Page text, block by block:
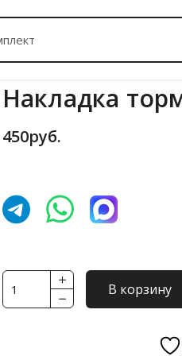
Накладка
450руб.
Количество
товара
В корзину